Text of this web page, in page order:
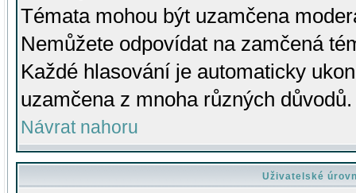
Témata mohou být uzamčena
Nemůžete odpovídat na zamčená
Každé hlasování je automaticky
uzamčena z mnoha různých důvodů.
Návrat nahoru
Uživatelské